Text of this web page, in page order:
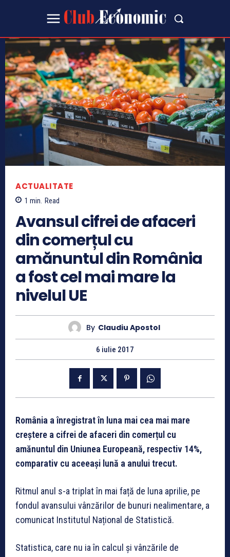
ACTUALITATE
1 min. Read
Avansul cifrei de afaceri
din comerțul cu
amănuntul din România
a fost cel mai mare la
nivelul UE
By Claudiu Apostol
6 iulie 2017
România a înregistrat în luna mai cea mai mare
creștere a cifrei de afaceri din comerțul cu
amănuntul din Uniunea Europeană, respectiv 14%,
comparativ cu aceeași lună a anului trecut.
Ritmul anul s-a triplat în mai față de luna aprilie, pe
fondul avansului vânzărilor de bunuri nealimentare, a
comunicat Institutul Național de Statistică.
Statistica, care nu ia în calcul și vânzările de